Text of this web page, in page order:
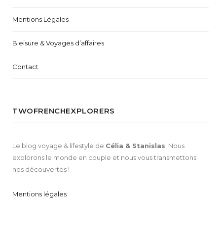
Mentions Légales
Bleisure & Voyages d’affaires
Contact
TWOFRENCHEXPLORERS
Le blog voyage & lifestyle de Célia & Stanislas . Nous
explorons le monde en couple et nous vous transmettons
nos découvertes !
Mentions légales